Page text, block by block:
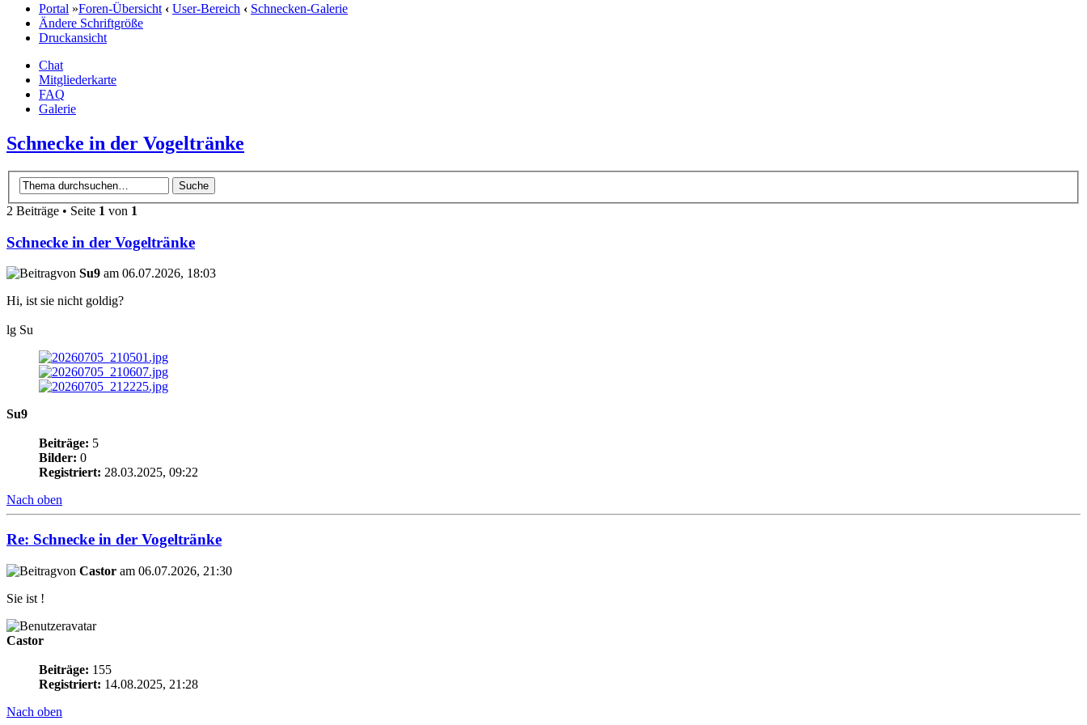
Portal »Foren-Übersicht ‹ User-Bereich ‹ Schnecken-Galerie
Ändere Schriftgröße
Druckansicht
Chat
Mitgliederkarte
FAQ
Galerie
Schnecke in der Vogeltränke
2 Beiträge • Seite 1 von 1
Schnecke in der Vogeltränke
von Su9 am 06.07.2026, 18:03
Hi, ist sie nicht goldig?
lg Su
Su9
Beiträge: 5
Bilder: 0
Registriert: 28.03.2025, 09:22
Nach oben
Re: Schnecke in der Vogeltränke
von Castor am 06.07.2026, 21:30
Sie ist !
Castor
Beiträge: 155
Registriert: 14.08.2025, 21:28
Nach oben